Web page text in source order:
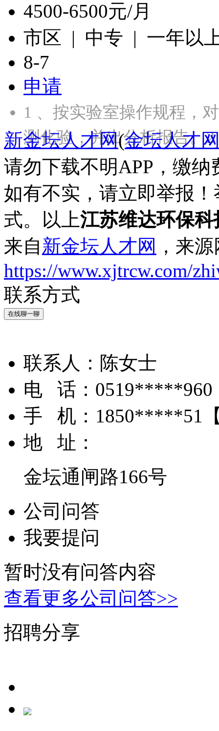
4500-6500元/月
市区 | 中专 | 一年以
8-7
申请
1 、按实验室操作规程，
测化验，并出分析报告
新金坛人才网(金坛人才
请勿下载不明APP，缴
如有不实，请立即举报
式。以上江苏维达环保
来自新金坛人才网 ，来
https://www.xjtrcw.com/
联系方式
在线聊一聊
联系人： 陈女士
电 话： 0519*****960
手 机： 1850*****51
地 址：
金坛通闸路166号
公司问答
我要提问
暂时没有问答内容
查看更多公司问答>>
招聘分享